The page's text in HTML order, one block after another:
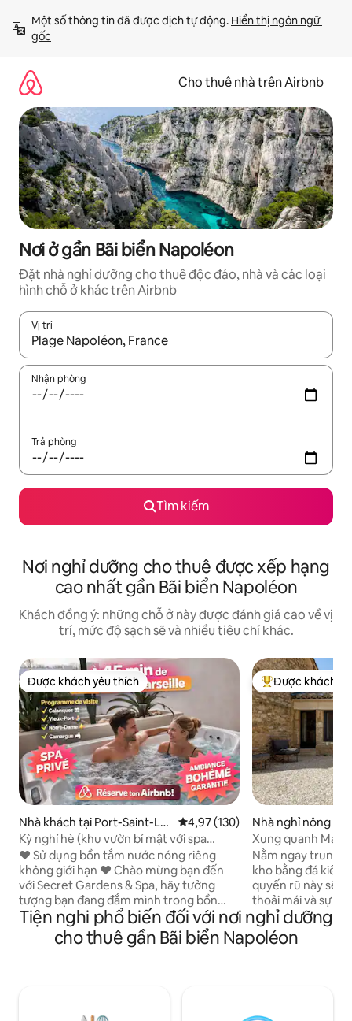
đến
Một số thông tin đã được dịch tự động. Hiển thị ngôn ngữ
gốc
Cho thuê nhà trên Airbnb
Nơi ở gần Bãi biển Napoléon
Đặt nhà nghỉ dưỡng cho thuê độc đáo, nhà và các loại
hình chỗ ở khác trên Airbnb
Vị trí
Khi có kết quả, hãy điều hướng bằng phím mũi tên lên và
Nhận phòng
Trả phòng
Tìm kiếm
Nơi nghỉ dưỡng cho thuê được xếp hạng
cao nhất gần Bãi biển Napoléon
Khách đồng ý: những chỗ ở này được đánh giá cao về vị
trí, mức độ sạch sẽ và nhiều tiêu chí khác.
Được khách yêu thích
Được khách yêu thích
Nhà khách tại Port-Saint-Lo
uis-du-Rhône
Xếp hạng trung bình 4,97/5, 130
4,97 (130)
Kỳ nghỉ hè (khu vườn bí mật với spa
riêng)
❤️ Sử dụng bồn tắm nước nóng riêng
không giới hạn ❤️ Chào mừng bạn đến
với Secret Gardens & Spa, hãy tưởng
tượng bạn đang đắm mình trong bồn
tắm nước nóng riêng, phòng tắm vòi sen
bằng kính với tầm nhìn ra vườn xương
rồng và sân hiên ấm cúng để tận hưởng
Được khách yêu
Được khách
Nhà nghỉ nông
ès
Xung quanh Mas
Provence
Nằm ngay trung
kho bằng đá kiểu
quyến rũ này sẽ
thoải mái và sự
mảnh thiên
XUNG QUANH
trại Foin de Crau
Tiện nghi phổ biến đối với nơi nghỉ dưỡng
cho thuê gần Bãi biển Napoléon